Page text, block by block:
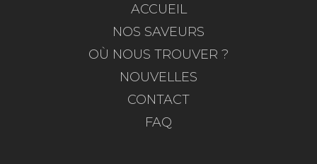
ACCUEIL
NOS SAVEURS
OÙ NOUS TROUVER ?
NOUVELLES
CONTACT
FAQ